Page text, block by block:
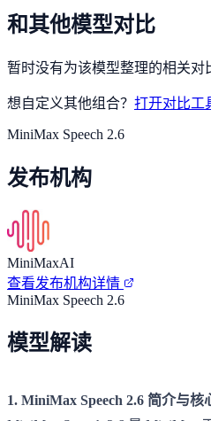
和其他模型对比
暂时没有为该模型整理的相关对
想自定义其他组合？ 打开对比工
MiniMax Speech 2.6
发布机构
MiniMaxAI
查看发布机构详情
MiniMax Speech 2.6
模型解读
1. MiniMax Speech 2.6 简介与核